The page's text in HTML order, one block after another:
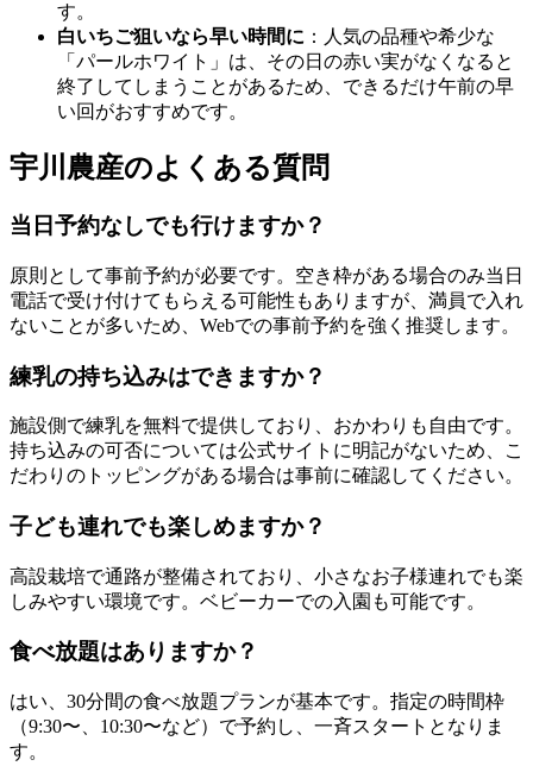
す。
白いちご狙いなら早い時間に ：人気の品種や希少な
「パールホワイト」は、その日の赤い実がなくなると
終了してしまうことがあるため、できるだけ午前の早
い回がおすすめです。
宇川農産のよくある質問
当日予約なしでも行けますか？
原則として事前予約が必要です。空き枠がある場合のみ当日
電話で受け付けてもらえる可能性もありますが、満員で入れ
ないことが多いため、Webでの事前予約を強く推奨します。
練乳の持ち込みはできますか？
施設側で練乳を無料で提供しており、おかわりも自由です。
持ち込みの可否については公式サイトに明記がないため、こ
だわりのトッピングがある場合は事前に確認してください。
子ども連れでも楽しめますか？
高設栽培で通路が整備されており、小さなお子様連れでも楽
しみやすい環境です。ベビーカーでの入園も可能です。
食べ放題はありますか？
はい、30分間の食べ放題プランが基本です。指定の時間枠
（9:30〜、10:30〜など）で予約し、一斉スタートとなりま
す。